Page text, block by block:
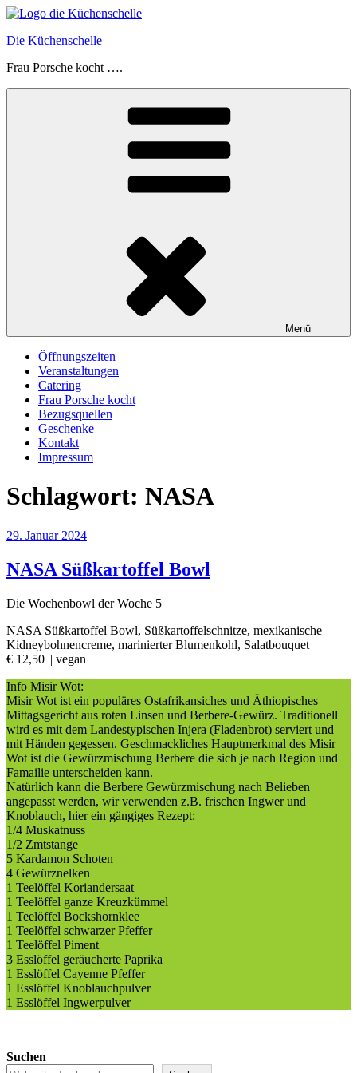
Zum
springen
Die Küchenschelle
Frau Porsche kocht ….
Menü
Öffnungszeiten
Veranstaltungen
Catering
Frau Porsche kocht
Bezugsquellen
Geschenke
Kontakt
Impressum
Schlagwort: NASA
Veröffentlicht
29. Januar 2024
NASA Süßkartoffel Bowl
Die Wochenbowl der Woche 5
NASA Süßkartoffel Bowl, Süßkartoffelschnitze, mexikanische
Kidneybohnencreme, marinierter Blumenkohl, Salatbouquet
€ 12,50 || vegan
Info Misir Wot:
Misir Wot ist ein populäres Ostafrikansiches und Äthiopisches
Mittagsgericht aus roten Linsen und Berbere-Gewürz. Traditionell
wird es mit dem Landestypischen Injera (Fladenbrot) serviert und
mit Händen gegessen. Geschmackliches Hauptmerkmal des Misir
Wot ist die Gewürzmischung Berbere die sich je nach Region und
Famailie unterscheiden kann.
Natürlich kann die Berbere Gewürzmischung nach Belieben
angepasst werden, wir verwenden z.B. frischen Ingwer und
Knoblauch, hier ein gängiges Rezept:
1/4 Muskatnuss
1/2 Zmtstange
5 Kardamon Schoten
4 Gewürznelken
1 Teelöffel Koriandersaat
1 Teelöffel ganze Kreuzkümmel
1 Teelöffel Bockshornklee
1 Teelöffel schwarzer Pfeffer
1 Teelöffel Piment
3 Esslöffel geräucherte Paprika
1 Esslöffel Cayenne Pfeffer
1 Esslöffel Knoblauchpulver
1 Esslöffel Ingwerpulver
Suchen